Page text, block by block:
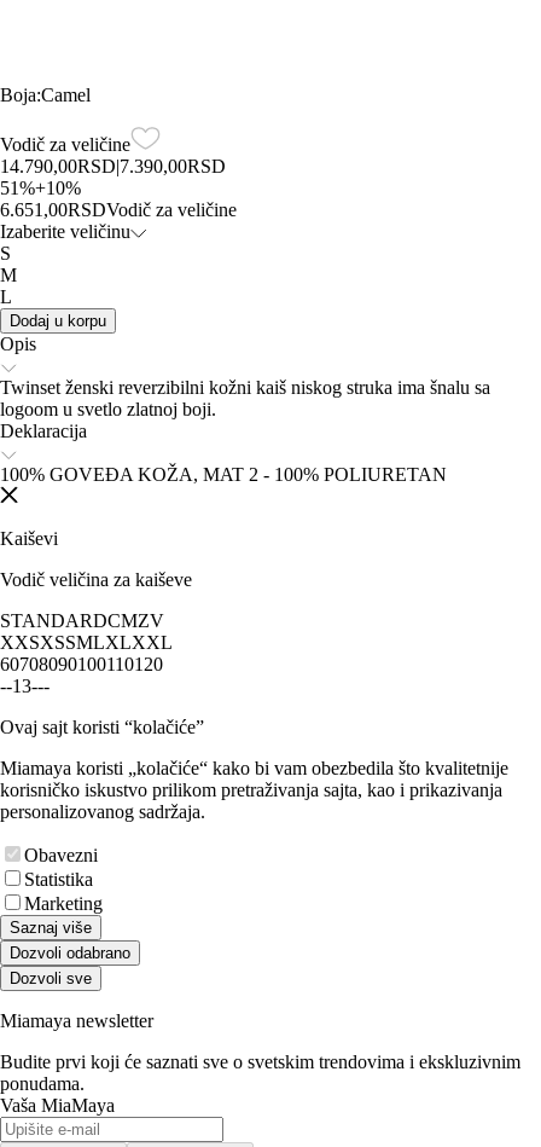
Boja:Camel
Vodič za veličine
14.790,00RSD|7.390,00RSD
51%+10%
6.651,00RSDVodič za veličine
Izaberite veličinu
S
M
L
Dodaj u korpu
Opis
Twinset ženski reverzibilni kožni kaiš niskog struka ima šnalu sa
logoom u svetlo zlatnoj boji.
Deklaracija
100% GOVEĐA KOŽA, MAT 2 - 100% POLIURETAN
Kaiševi
Vodič veličina za kaiševe
STANDARDCMZV
XXSXSSMLXLXXL
60708090100110120
--13---
Ovaj sajt koristi “kolačiće”
Miamaya koristi „kolačiće“ kako bi vam obezbedila što kvalitetnije
korisničko iskustvo prilikom pretraživanja sajta, kao i prikazivanja
personalizovanog sadržaja.
Obavezni
Statistika
Marketing
Saznaj više
Dozvoli odabrano
Dozvoli sve
Miamaya newsletter
Budite prvi koji će saznati sve o svetskim trendovima i ekskluzivnim
ponudama.
Vaša MiaMaya